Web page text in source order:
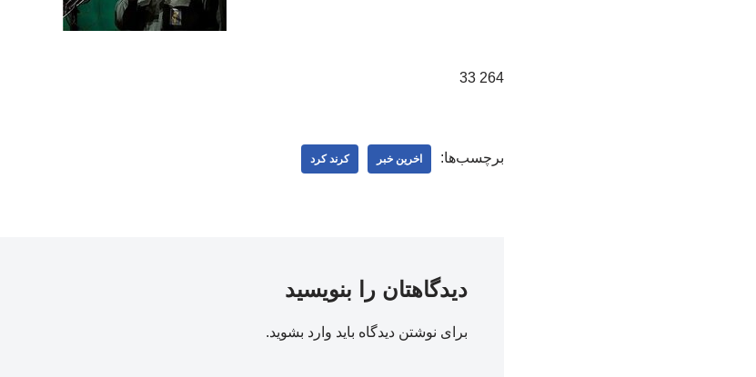
264 33
برچسب‌ها: اخرین خبر کرند کرد
دیدگاهتان را بنویسید
برای نوشتن دیدگاه باید وارد بشوید.